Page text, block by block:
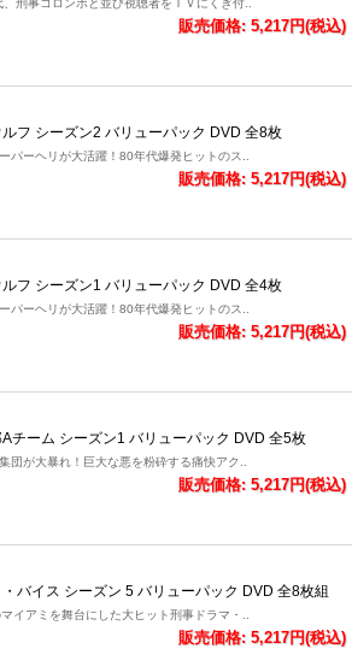
刑事コロンボと並び視聴者をＴＶにくぎ付..
販売価格: 5,217円(税込)
フ シーズン2 バリューパック DVD 全8枚
パーヘリが大活躍！80年代爆発ヒットのス..
販売価格: 5,217円(税込)
フ シーズン1 バリューパック DVD 全4枚
パーヘリが大活躍！80年代爆発ヒットのス..
販売価格: 5,217円(税込)
チーム シーズン1 バリューパック DVD 全5枚
団が大暴れ！巨大な悪を粉砕する痛快アク..
販売価格: 5,217円(税込)
バイス シーズン 5 バリューパック DVD 全8枚組
イアミを舞台にした大ヒット刑事ドラマ・..
販売価格: 5,217円(税込)